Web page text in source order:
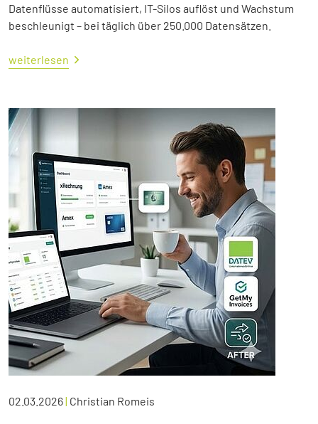
Datenflüsse automatisiert, IT-Silos auflöst und Wachstum
beschleunigt – bei täglich über 250.000 Datensätzen.
weiterlesen
02.03.2026| Christian Romeis